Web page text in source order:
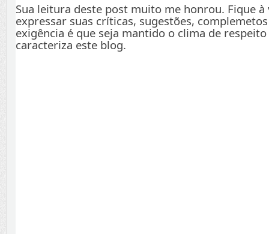
Sua leitura deste post muito me honrou. Fique à
expressar suas críticas, sugestões,
exigência é que seja mantido o clima de
caracteriza este blog.